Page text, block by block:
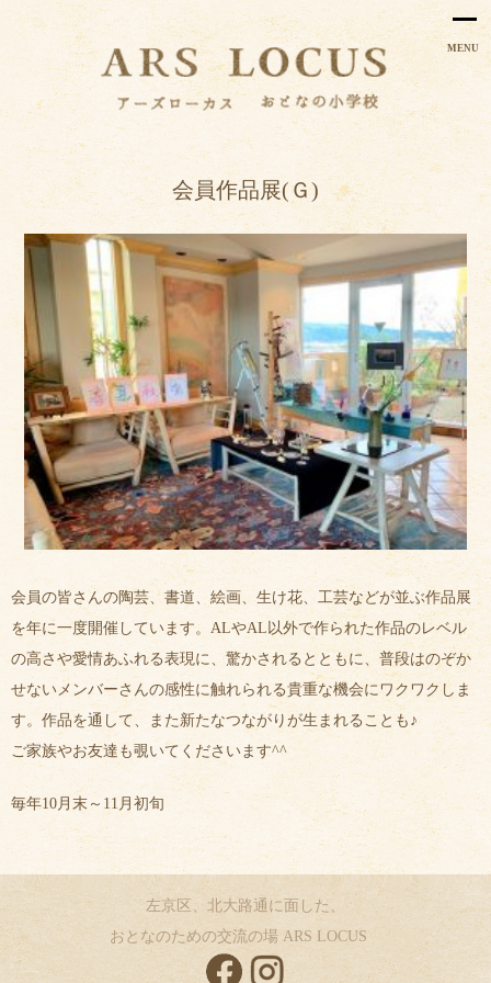
MENU
会員作品展(Ｇ)
会員の皆さんの陶芸、書道、絵画、生け花、工芸などが並ぶ作品展
を年に一度開催しています。ALやAL以外で作られた作品のレベル
の高さや愛情あふれる表現に、驚かされるとともに、普段はのぞか
せないメンバーさんの感性に触れられる貴重な機会にワクワクしま
す。作品を通して、また新たなつながりが生まれることも♪
ご家族やお友達も覗いてくださいます^^
毎年10月末～11月初旬
左京区、北大路通に面した、
おとなのための交流の場 ARS LOCUS